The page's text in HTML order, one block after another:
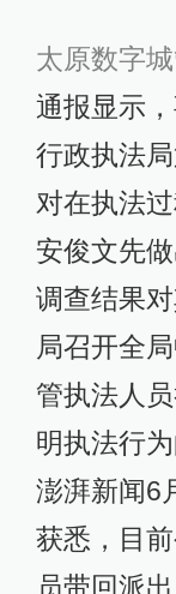
太原数字
通报显示
行政执法
对在执法
安俊文先
调查结果
局召开全
管执法人
明执法行为
澎湃新闻6
获悉，目
员带回派